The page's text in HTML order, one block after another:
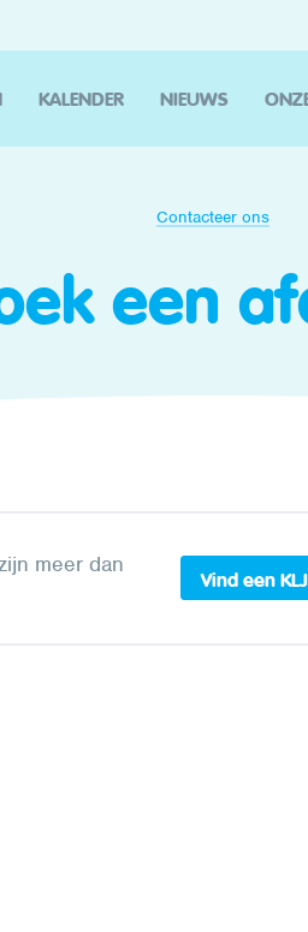
KALENDER NIEUWS
Contacteer ons
een
meer dan
Vind een KLJ